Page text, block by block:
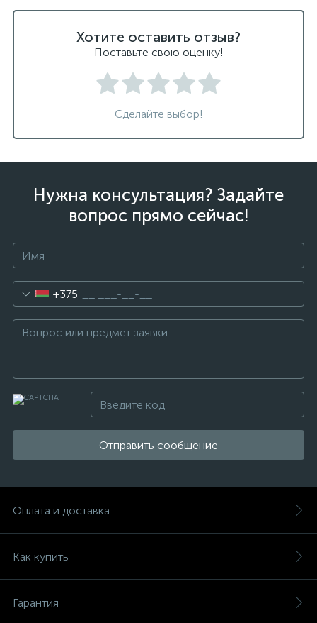
Хотите оставить отзыв?
Поставьте свою оценку!
Сделайте выбор!
Нужна консультация? Задайте
вопрос прямо сейчас!
+375
Отправить сообщение
Оплата и доставка
Как купить
Гарантия